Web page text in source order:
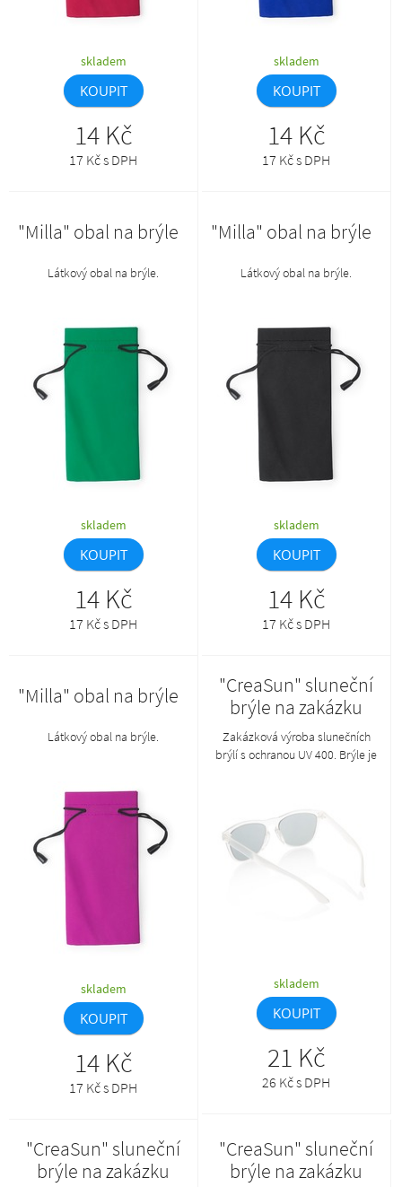
skladem
KOUPIT
14 Kč
17 Kč s DPH
skladem
KOUPIT
14 Kč
17 Kč s DPH
"Milla" obal na brýle
Látkový obal na brýle.
skladem
KOUPIT
14 Kč
17 Kč s DPH
"Milla" obal na brýle
Látkový obal na brýle.
skladem
KOUPIT
14 Kč
17 Kč s DPH
"Milla" obal na brýle
Látkový obal na brýle.
skladem
KOUPIT
14 Kč
17 Kč s DPH
"CreaSun" sluneční
brýle na zakázku
Zakázková výroba slunečních
brýlí s ochranou UV 400. Brýle je
produkt lze objednat pouze
společně s AP800383-**_A.
skladem
KOUPIT
21 Kč
26 Kč s DPH
"CreaSun" sluneční
brýle na zakázku
"CreaSun" sluneční
brýle na zakázku